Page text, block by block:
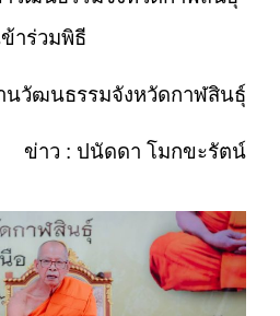
าร่วมพิธี
นวัฒนธรรมจังหวัดกาฬสินธุ์
ข่าว : ปนัดดา โมกขะรัตน์